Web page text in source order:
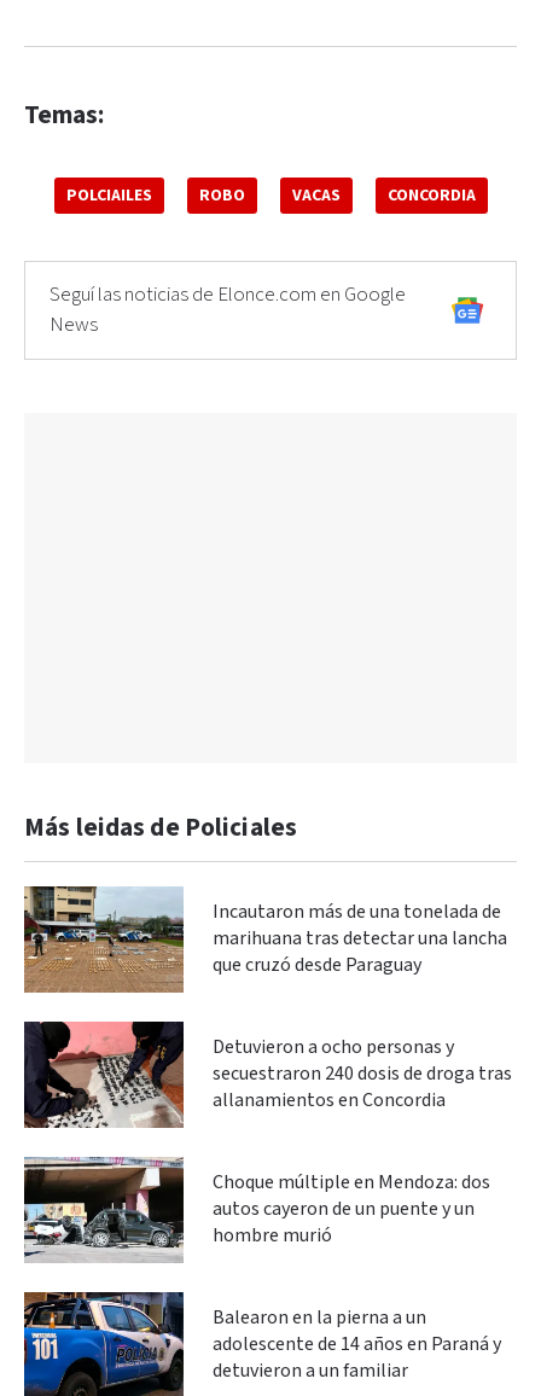
Temas:
POLCIAILES ROBO VACAS CONCORDIA
Seguí las noticias de Elonce.com en Google
News
Más leidas de Policiales
Incautaron más de una tonelada de
marihuana tras detectar una lancha
que cruzó desde Paraguay
Detuvieron a ocho personas y
secuestraron 240 dosis de droga tras
allanamientos en Concordia
Choque múltiple en Mendoza: dos
autos cayeron de un puente y un
hombre murió
Balearon en la pierna a un
adolescente de 14 años en Paraná y
detuvieron a un familiar